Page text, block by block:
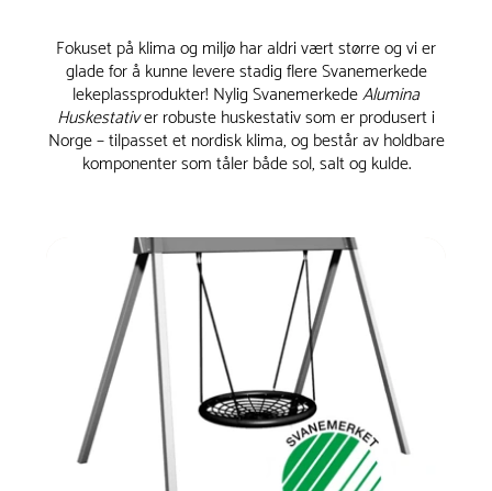
Fokuset på klima og miljø har aldri vært større og vi er
glade for å kunne levere stadig flere Svanemerkede
lekeplassprodukter! Nylig SvanemerkedeAlumina
Huskestativer robuste huskestativ som er produsert i
Norge – tilpasset et nordisk klima, og består av holdbare
komponenter som tåler både sol, salt og kulde.